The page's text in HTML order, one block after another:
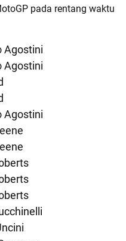
pada rentang waktu
Agostini
Agostini
Agostini